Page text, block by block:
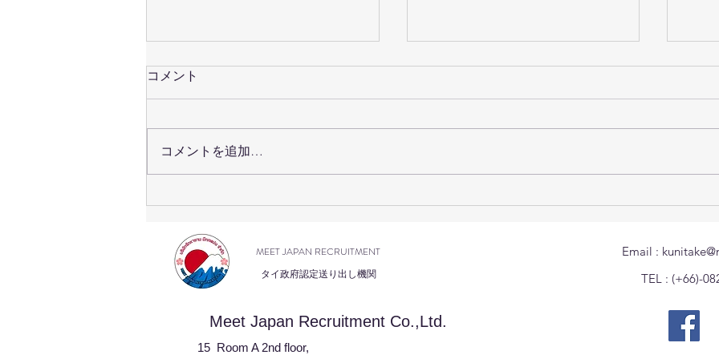
เปิดรับสมัครสอบวัดระดับภาษา
วันนี้!
技能実習生の家庭訪問を行い
สำนั
ฉุกเ
ผลก
コメント
コメントを追加…
MEET JAPAN RECRUITMENT
タイ政府認定送り出し機関
Meet Japan Recruitment Co.,Ltd.
15 Room A 2nd floor,
Email :
TEL : (+66)-